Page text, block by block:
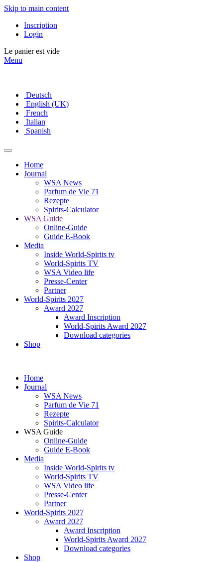
Skip to main content
Inscription
Login
Le panier est vide
Menu
Deutsch
English (UK)
French
Italian
Spanish
Home
Journal
WSA News
Parfum de Vie 71
Rezepte
Spirits-Calculator
WSA Guide
Online-Guide
Guide E-Book
Media
Inside World-Spirits tv
World-Spirits TV
WSA Video life
Presse-Center
Partner
World-Spirits 2027
Award 2027
Award Inscription
World-Spirits Award 2027
Download categories
Shop
Home
Journal
WSA News
Parfum de Vie 71
Rezepte
Spirits-Calculator
WSA Guide
Online-Guide
Guide E-Book
Media
Inside World-Spirits tv
World-Spirits TV
WSA Video life
Presse-Center
Partner
World-Spirits 2027
Award 2027
Award Inscription
World-Spirits Award 2027
Download categories
Shop